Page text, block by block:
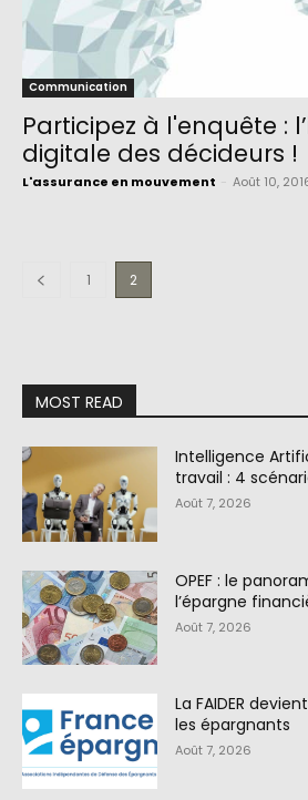
Communication
Participez à l'enquête :
digitale des décideurs !
L'assurance en mouvement Août 10,
1 2
MOST READ
Intelligence
travail : 4
Août 7, 2026
OPEF : le
l’épargne
Août 7, 2026
La FAIDER
les épargnants
Août 7, 2026